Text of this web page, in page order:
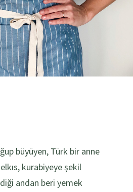
büyüyen, Türk bir anne
kurabiyeye şekil
andan beri yemek